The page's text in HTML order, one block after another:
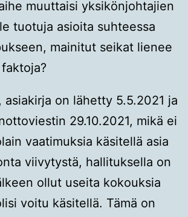
muuttaisi yksikönjohtajien
tuotuja asioita suhteessa
mainitut seikat lienee
asiakirja on lähetty 5.5.2021 ja
29.10.2021, mikä ei
vaatimuksia käsitellä asia
viivytystä, hallituksella on
ollut useita kokouksia
voitu käsitellä. Tämä on